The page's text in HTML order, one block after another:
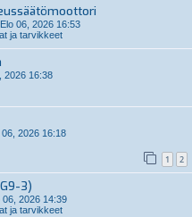
06, 2026 16:53
ja tarvikkeet
2026 16:38
06, 2026 16:18
1 2
3)
06, 2026 14:39
ja tarvikkeet